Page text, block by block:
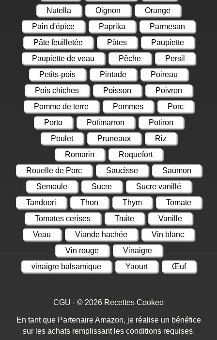
Nutella
Oignon
Orange
Pain d'épice
Paprika
Parmesan
Pâte feuilletée
Pâtes
Paupiette
Paupiette de veau
Pêche
Persil
Petits-pois
Pintade
Poireau
Pois chiches
Poisson
Poivron
Pomme de terre
Pommes
Porc
Porto
Potimarron
Potiron
Poulet
Pruneaux
Riz
Romarin
Roquefort
Rouelle de Porc
Saucisse
Saumon
Semoule
Sucre
Sucre vanillé
Tandoori
Thon Thym
Tomate
Tomates cerises
Truite
Vanille
Veau
Viande hachée
Vin blanc
Vin rouge
Vinaigre
vinaigre balsamique
Yaourt Œuf
CGU - © 2026 Recettes Cookeo
En tant que Partenaire Amazon, je réalise un bénéfice
sur les achats remplissant les conditions requises.